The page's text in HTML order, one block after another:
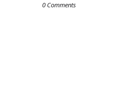
0 Comments